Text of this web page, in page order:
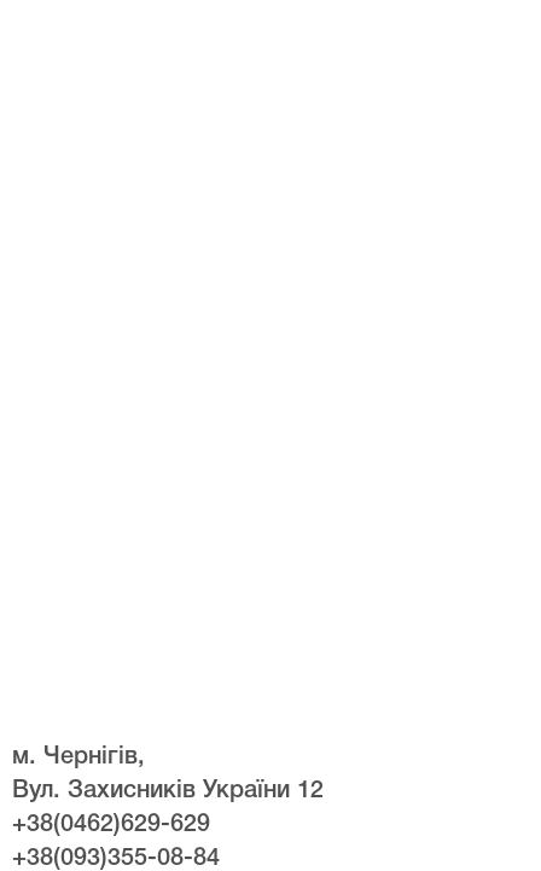
м. Чернігів,
Вул. Захисників України 12
+38(0462)629-629
+38(093)355-08-84